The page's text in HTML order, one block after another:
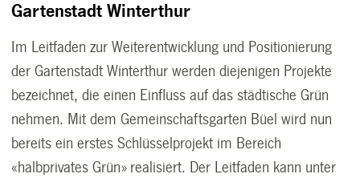
Gartenstadt Winterthur
Im Leitfaden zur Weiterentwicklung und Positionierung
der Gartenstadt Winterthur werden diejenigen Projekte
bezeichnet, die einen Einfluss auf das städtische Grün
nehmen. Mit dem Gemeinschaftsgarten Büel wird nun
bereits ein erstes Schlüsselprojekt im Bereich
«halbprivates Grün» realisiert. Der Leitfaden kann unter